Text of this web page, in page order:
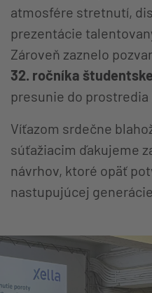
atmosfére stretnutí,
prezentácie
Zároveň zaznelo
32. ročníka
presunie do prostredia
Víťazom srdečne
súťažiacim ďakujeme
návrhov, ktoré opäť
nastupujúcej